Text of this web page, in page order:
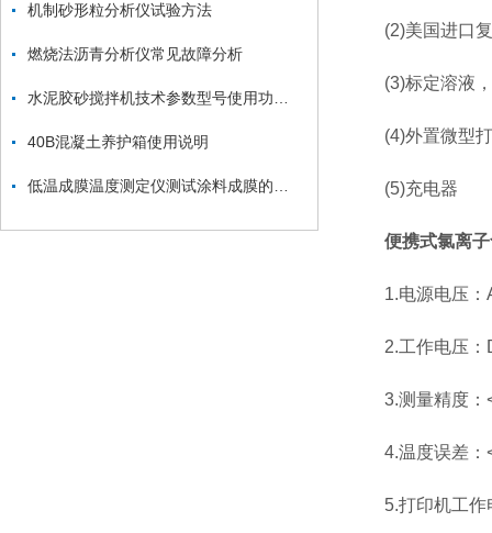
机制砂形粒分析仪试验方法
燃烧法沥青分析仪常见故障分析
40B混凝土养护箱使用说明
(2)美国进口复
(3)标定溶液，
(4)外置微型打
(5)充电器
便携式氯离
1.电源电压：
2.工作电压：
3.测量精度：
4.温度误差：
5.打印机工作